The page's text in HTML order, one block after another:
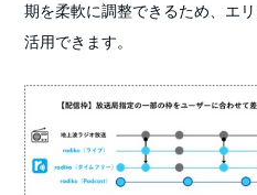
期を柔軟に調整できるため、エ
活用できます。